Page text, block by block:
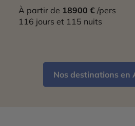
À partir de 18900 € /pers
116 jours et 115 nuits
Nos destinations en